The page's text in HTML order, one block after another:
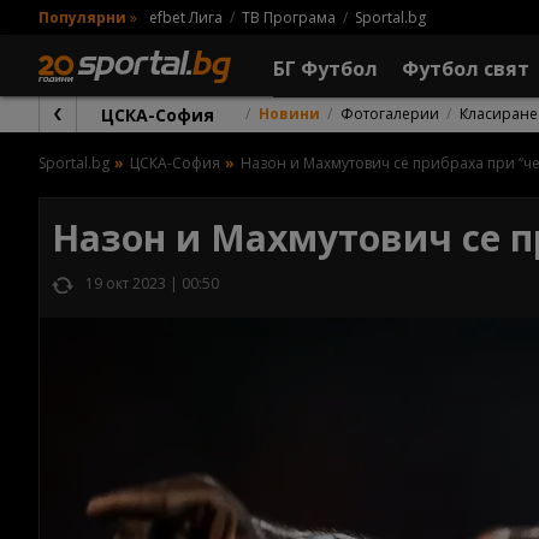
Популярни » efbet Лига ТВ Програма Sportal.bg
БГ Футбол Футбол свят
ЦСКА-София Новини Фотогалерии Класиране
Sportal.bg ЦСКА-София Назон и Махмутович се прибраха при
Назон и Махмутович се
19 окт 2023 | 00:50